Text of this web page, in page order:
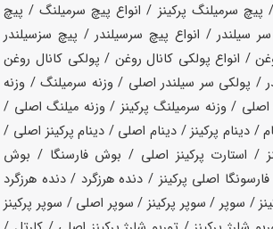
سرمیلنگ پرکینز / انواع پیچ سرمیلنگ / پیچ
سیلندر / انواع پیچ سرسیلندر / پیچ سزسیلندر
/ انواع پولکی کانال روغن / پولکی کانال روغن
/ پولکی سر سیلندر اصلی / وزنه سرمیلنگ / وزنه
/ وزنه سرمیلنگ پرکینز / وزنه میلنگ اصلی /
/ دینام پرکینز / دینام اصلی / دینام پرکینز اصلی /
/ استارت پرکینز اصلی / بوش فارسنگا / بوش
اصلی پرکینز / دنده هرزگرد / دنده هرزگرد
/ سوپر / سوپر پرکینز / سوپر اصلی / سوپر پرکینز